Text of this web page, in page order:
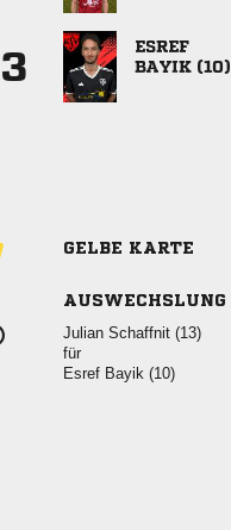


 
GELBE KARTE
AUSWECHSLUNG
  
für
  